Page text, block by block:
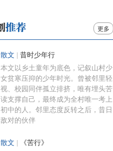
更多
散文 昔时少年行
本文以乡土童年为底色，记叙山村少
女贫寒压抑的少年时光。曾被邻里轻
视、校园同伴孤立排挤，唯有埋头苦
读支撑自己，最终成为全村唯一考上
初中的人。邻里态度反转之后，昔日
敌对的伙伴
散文 《苦行》